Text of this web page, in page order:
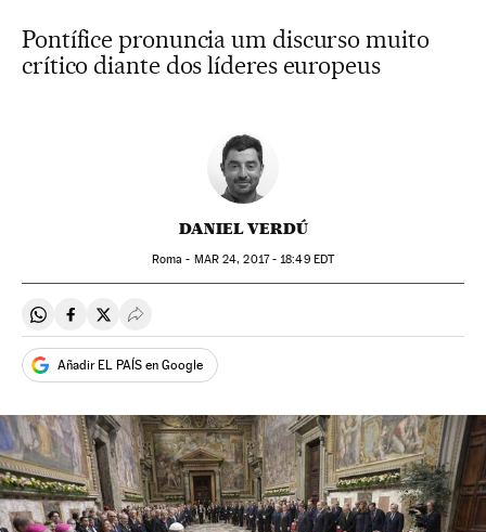
Pontífice pronuncia um discurso muito
crítico diante dos líderes europeus
DANIEL VERDÚ
Roma - MAR24, 2017 - 18:49EDT
Compartir en Whatsapp
Compartir en Facebook
Compartir en Twitter
Desplegar Redes Sociales
Añadir EL PAÍS en Google